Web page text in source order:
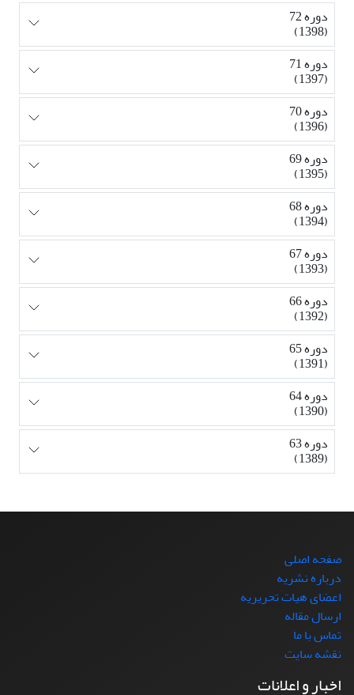
دوره 72
(1398)
دوره 71
(1397)
دوره 70
(1396)
دوره 69
(1395)
دوره 68
(1394)
دوره 67
(1393)
دوره 66
(1392)
دوره 65
(1391)
دوره 64
(1390)
دوره 63
(1389)
صفحه اصلی
درباره نشریه
اعضای هیات تحریریه
ارسال مقاله
تماس با ما
نقشه سایت
اخبار و اعلانات